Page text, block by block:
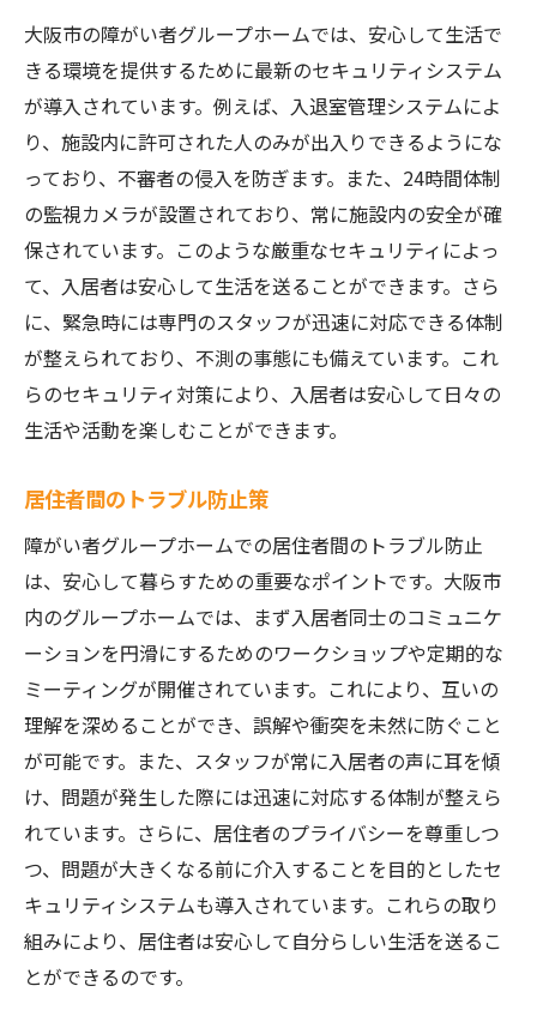
大阪市の障がい者グループホームでは、安心して生活で
きる環境を提供するために最新のセキュリティシステム
が導入されています。例えば、入退室管理システムによ
り、施設内に許可された人のみが出入りできるようにな
っており、不審者の侵入を防ぎます。また、24時間体制
の監視カメラが設置されており、常に施設内の安全が確
保されています。このような厳重なセキュリティによっ
て、入居者は安心して生活を送ることができます。さら
に、緊急時には専門のスタッフが迅速に対応できる体制
が整えられており、不測の事態にも備えています。これ
らのセキュリティ対策により、入居者は安心して日々の
生活や活動を楽しむことができます。
居住者間のトラブル防止策
障がい者グループホームでの居住者間のトラブル防止
は、安心して暮らすための重要なポイントです。大阪市
内のグループホームでは、まず入居者同士のコミュニケ
ーションを円滑にするためのワークショップや定期的な
ミーティングが開催されています。これにより、互いの
理解を深めることができ、誤解や衝突を未然に防ぐこと
が可能です。また、スタッフが常に入居者の声に耳を傾
け、問題が発生した際には迅速に対応する体制が整えら
れています。さらに、居住者のプライバシーを尊重しつ
つ、問題が大きくなる前に介入することを目的としたセ
キュリティシステムも導入されています。これらの取り
組みにより、居住者は安心して自分らしい生活を送るこ
とができるのです。